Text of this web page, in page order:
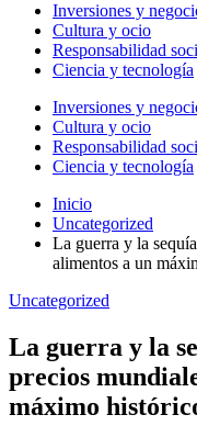
Inversiones y
Cultura y ocio
Responsabilidad
Ciencia y tecnología
Inversiones y
Cultura y ocio
Responsabilidad
Ciencia y tecnología
Inicio
Uncategorized
La guerra y la
alimentos a un
Uncategorized
La guerra y la
precios
máximo